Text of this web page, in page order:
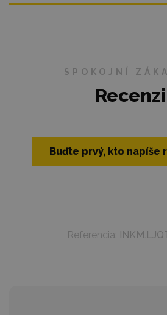
SPOKOJNÍ
Buďte prvý, kto napíše
Referencia: